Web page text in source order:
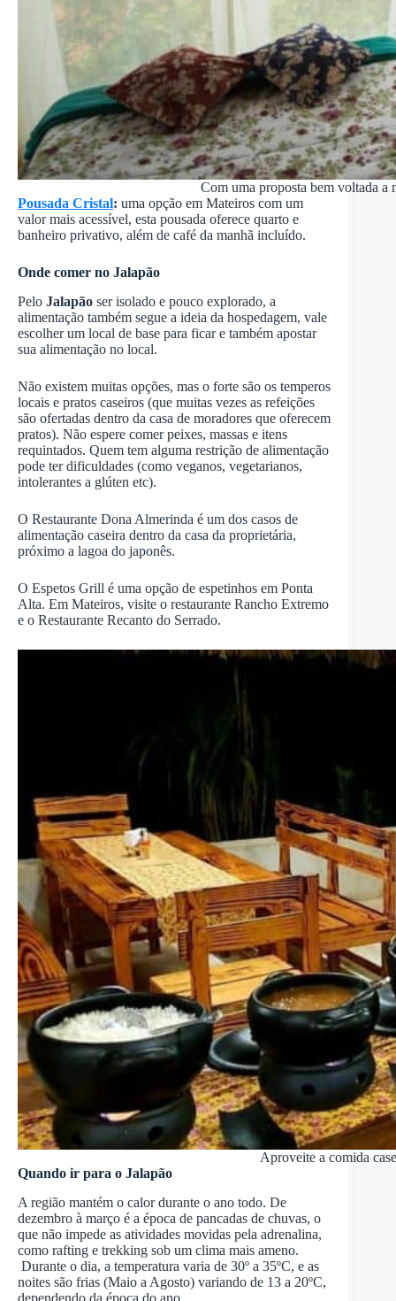
Com uma proposta bem voltada
Pousada Cristal: uma opção em Mateiros com um
valor mais acessível, esta pousada oferece quarto e
banheiro privativo, além de café da manhã incluído.
Onde comer no Jalapão
Pelo Jalapão ser isolado e pouco explorado, a
alimentação também segue a ideia da hospedagem, vale
escolher um local de base para ficar e também apostar
sua alimentação no local.
Não existem muitas opções, mas o forte são os temperos
locais e pratos caseiros (que muitas vezes as refeições
são ofertadas dentro da casa de moradores que oferecem
pratos). Não espere comer peixes, massas e itens
requintados. Quem tem alguma restrição de alimentação
pode ter dificuldades (como veganos, vegetarianos,
intolerantes a glúten etc).
O Restaurante Dona Almerinda é um dos casos de
alimentação caseira dentro da casa da proprietária,
próximo a lagoa do japonês.
O Espetos Grill é uma opção de espetinhos em Ponta
Alta. Em Mateiros, visite o restaurante Rancho Extremo
e o Restaurante Recanto do Serrado.
Aproveite a comida
Quando ir para o Jalapão
A região mantém o calor durante o ano todo. De
dezembro à março é a época de pancadas de chuvas, o
que não impede as atividades movidas pela adrenalina,
como rafting e trekking sob um clima mais ameno.
Durante o dia, a temperatura varia de 30º a 35ºC, e as
noites são frias (Maio a Agosto) variando de 13 a 20ºC,
dependendo da época do ano.